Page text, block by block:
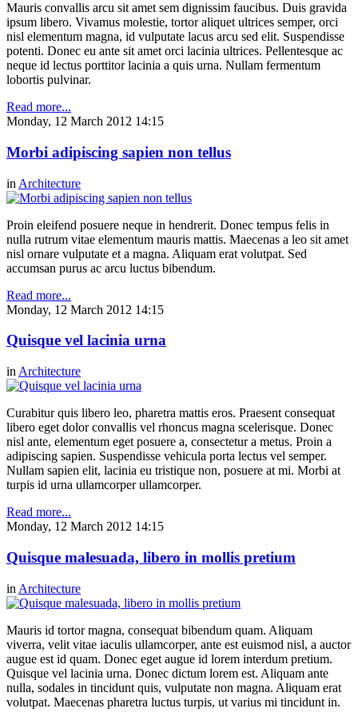
Mauris convallis arcu sit amet sem dignissim faucibus. Duis gravida
ipsum libero. Vivamus molestie, tortor aliquet ultrices semper, orci
nisl elementum magna, id vulputate lacus arcu sed elit. Suspendisse
potenti. Donec eu ante sit amet orci lacinia ultrices. Pellentesque ac
neque id lectus porttitor lacinia a quis urna. Nullam fermentum
lobortis pulvinar.
Read more...
Monday, 12 March 2012 14:15
Morbi adipiscing sapien non tellus
in Architecture
Proin eleifend posuere neque in hendrerit. Donec tempus felis in
nulla rutrum vitae elementum mauris mattis. Maecenas a leo sit amet
nisl ornare vulputate et a magna. Aliquam erat volutpat. Sed
accumsan purus ac arcu luctus bibendum.
Read more...
Monday, 12 March 2012 14:15
Quisque vel lacinia urna
in Architecture
Curabitur quis libero leo, pharetra mattis eros. Praesent consequat
libero eget dolor convallis vel rhoncus magna scelerisque. Donec
nisl ante, elementum eget posuere a, consectetur a metus. Proin a
adipiscing sapien. Suspendisse vehicula porta lectus vel semper.
Nullam sapien elit, lacinia eu tristique non, posuere at mi. Morbi at
turpis id urna ullamcorper ullamcorper.
Read more...
Monday, 12 March 2012 14:15
Quisque malesuada, libero in mollis pretium
in Architecture
Mauris id tortor magna, consequat bibendum quam. Aliquam
viverra, velit vitae iaculis ullamcorper, ante est euismod nisl, a auctor
augue est id quam. Donec eget augue id lorem interdum pretium.
Quisque vel lacinia urna. Donec dictum lorem est. Aliquam ante
nulla, sodales in tincidunt quis, vulputate non magna. Aliquam erat
volutpat. Maecenas pharetra luctus turpis, ut varius mi tincidunt in.